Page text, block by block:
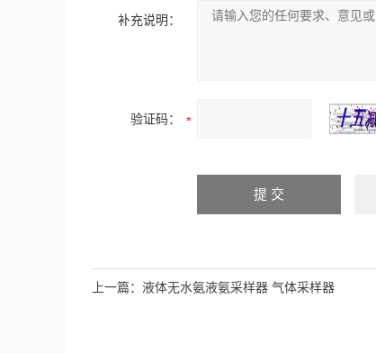
补充说明：
验证码：
上一篇： 液体无水氨液氨采样器 气体采样器